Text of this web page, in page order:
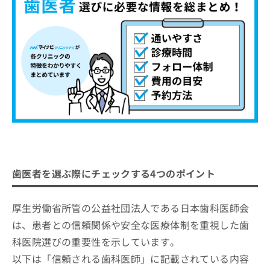
歯医者を選ぶ際にチェックする4つのポイント
厚生労働省所管の公益社団法人である日本歯科医師会
は、患者との信頼関係や安全な医療体制を重視した歯
科医院選びの重要性を示しています。
以下は「信頼される歯科医師」に記載されている内容